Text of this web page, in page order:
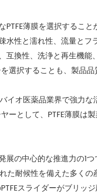
薄膜を選択するこ
性と濡れ性、流量とフ
換性、洗浄と再生機能
択することも、製品品
イオ医薬品業界で強力
ーとして、PTFE薄膜は
の中心的な推進力の1つ
た耐候性を備えた多くの
スライダーがブリッ